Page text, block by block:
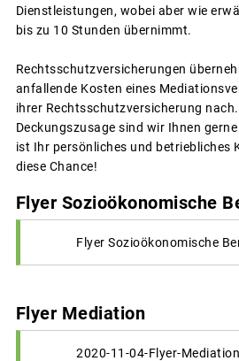
Dienstleistungen, wobei aber wie
bis zu 10 Stunden übernimmt.
Rechtsschutzversicherungen
anfallende Kosten eines
ihrer Rechtsschutzversicherung
Deckungszusage sind wir Ihnen
ist Ihr persönliches und betriebliches
diese Chance!
Flyer Sozioökonomische
Flyer Sozioökonomische
Flyer Mediation
2020-11-04-Flyer-Mediation